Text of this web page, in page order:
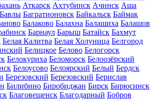
Аткарск Ахтубинск Ачинск Аша
Бавлы Багратионовск Байкальск Баймак
Балаково Балахна Балашиха Балашов
Барнаул Барыш Батайск Бахмут
Белая Калитва Белая Холуница Белгород
Белицкое Белово Белогорск
Белокуриха Беломорск Белоозёрский
Белоусово Белоярский Белый Бердск
Березовский Березовский Берислав
Билибино Биробиджан Бирск Бирюсинск
Благовещенск Благодарный Бобров